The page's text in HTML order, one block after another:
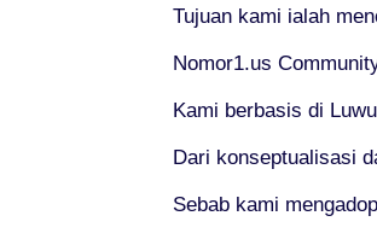
Tujuan kami ialah
Nomor1.us
Kami berbasis di
Dari konseptualisasi
Sebab kami